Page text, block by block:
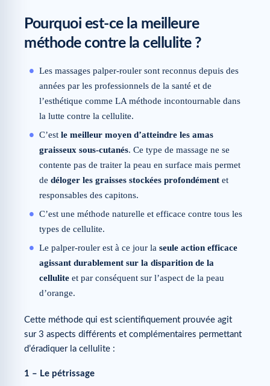
Pourquoi est-ce la meilleure
méthode contre la cellulite ?
Les massages palper-rouler sont reconnus depuis des
années par les professionnels de la santé et de
l’esthétique comme LA méthode incontournable dans
la lutte contre la cellulite.
C’est le meilleur moyen d’atteindre les amas
graisseux sous-cutanés. Ce type de massage ne se
contente pas de traiter la peau en surface mais permet
de déloger les graisses stockées profondément et
responsables des capitons.
C’est une méthode naturelle et efficace contre tous les
types de cellulite.
Le palper-rouler est à ce jour la seule action efficace
agissant durablement sur la disparition de la
cellulite et par conséquent sur l’aspect de la peau
d’orange.
Cette méthode qui est scientifiquement prouvée agit
sur 3 aspects différents et complémentaires permettant
d’éradiquer la cellulite :
1 – Le pétrissage